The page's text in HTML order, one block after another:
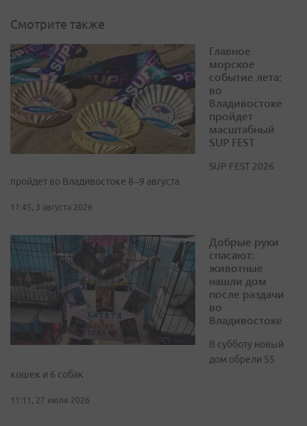
Смотрите также
Главное
морское
событие лета:
во
Владивостоке
пройдет
масштабный
SUP FEST
SUP FEST 2026
пройдет во Владивостоке 8–9 августа
11:45, 3 августа 2026
Добрые руки
спасают:
животные
нашли дом
после раздачи
во
Владивостоке
В субботу новый
дом обрели 55
кошек и 6 собак
11:11, 27 июля 2026